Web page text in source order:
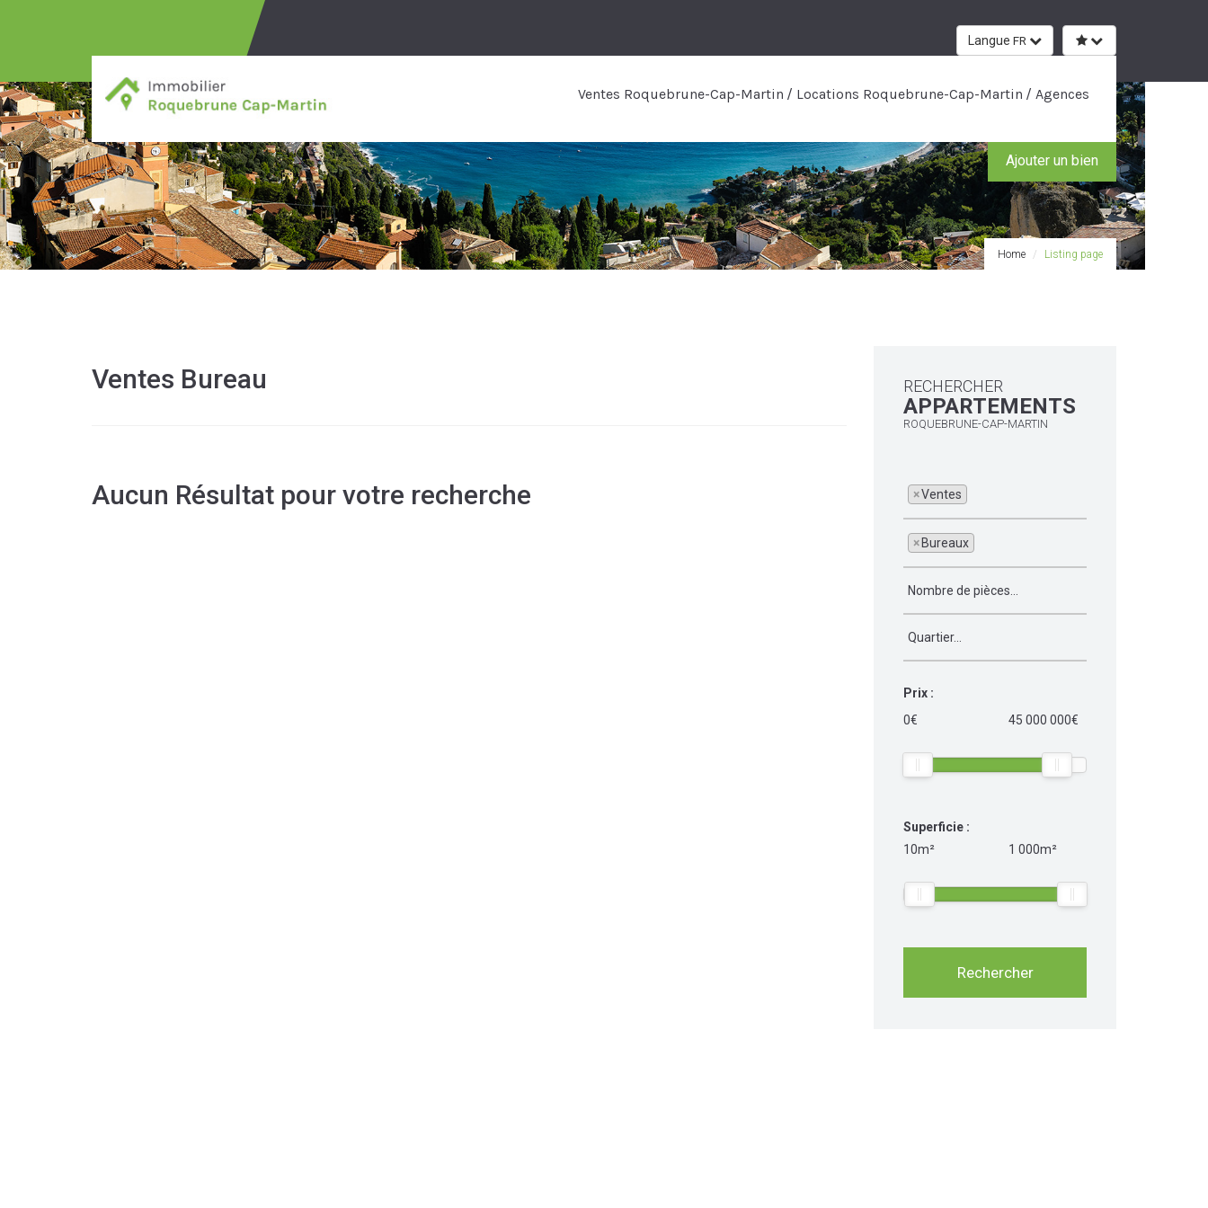
Langue FR
Ventes Roquebrune-Cap-Martin Locations Roquebrune-Cap-Martin Agences
Ajouter un bien
Home Listing page
Ventes Bureau
Aucun Résultat pour votre recherche
RECHERCHER
APPARTEMENTS
ROQUEBRUNE-CAP-MARTIN
×Ventes
× Bureaux
Prix :
0€
45 000 000€
Superficie :
10m²
1 000m²